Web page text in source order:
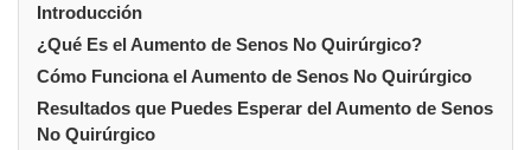
Introducción
¿Qué Es el Aumento de Senos No Quirúrgico?
Cómo Funciona el Aumento de Senos No Quirúrgico
Resultados que Puedes Esperar del Aumento de Senos
No Quirúrgico